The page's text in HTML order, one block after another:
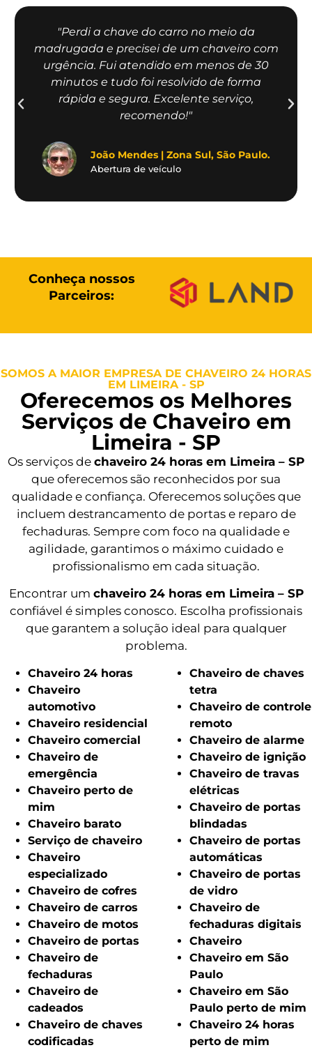
"Perdi a chave do carro no meio da
madrugada e precisei de um chaveiro com
urgência. Fui atendido em menos de 30
minutos e tudo foi resolvido de forma
rápida e segura. Excelente serviço,
recomendo!"
João Mendes | Zona Sul, São Paulo.
Abertura de veículo
Conheça nossos
Parceiros:
SOMOS A MAIOR EMPRESA DE CHAVEIRO 24 HORAS
EM LIMEIRA - SP
Oferecemos os Melhores
Serviços de Chaveiro em
Limeira - SP
Os serviços de chaveiro 24 horas em Limeira – SP
que oferecemos são reconhecidos por sua
qualidade e confiança. Oferecemos soluções que
incluem destrancamento de portas e reparo de
fechaduras. Sempre com foco na qualidade e
agilidade, garantimos o máximo cuidado e
profissionalismo em cada situação.
Encontrar um chaveiro 24 horas em Limeira – SP
confiável é simples conosco. Escolha profissionais
que garantem a solução ideal para qualquer
problema.
Chaveiro 24 horas
Chaveiro
automotivo
Chaveiro residencial
Chaveiro comercial
Chaveiro de
emergência
Chaveiro perto de
mim
Chaveiro barato
Serviço de chaveiro
Chaveiro
especializado
Chaveiro de cofres
Chaveiro de carros
Chaveiro de motos
Chaveiro de portas
Chaveiro de
fechaduras
Chaveiro de
cadeados
Chaveiro de chaves
codificadas
Chaveiro de chaves
tetra
Chaveiro de controle
remoto
Chaveiro de alarme
Chaveiro de ignição
Chaveiro de travas
elétricas
Chaveiro de portas
blindadas
Chaveiro de portas
automáticas
Chaveiro de portas
de vidro
Chaveiro de
fechaduras digitais
Chaveiro
Chaveiro em São
Paulo
Chaveiro em São
Paulo perto de mim
Chaveiro 24 horas
perto de mim